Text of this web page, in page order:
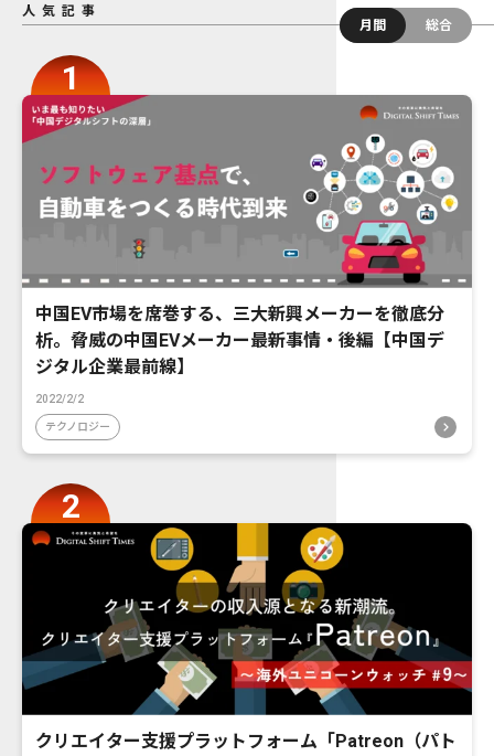
人気記事
月間
総合
中国EV市場を席巻する、三大新興メーカーを徹底分
析。脅威の中国EVメーカー最新事情・後編【中国デ
ジタル企業最前線】
2022/2/2
テクノロジー
クリエイター支援プラットフォーム「Patreon（パト